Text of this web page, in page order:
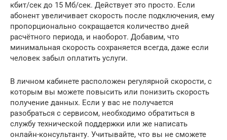
кбит/сек до 15 Мб/сек. Действует это просто. Если
абонент увеличивает скорость после подключения, ему
пропорционально сокращается количество дней
расчётного периода, и наоборот. Добавим, что
минимальная скорость сохраняется всегда, даже если
человек забыл оплатить услуги.
В личном кабинете расположен регулярной скорости, с
которым вы можете повысить или понизить скорость
получение данных. Если у вас не получается
разобраться с сервисом, необходимо обратиться в
службу технической поддержки или же написать
онлайн-консультанту. Учитывайте, что вы не сможете